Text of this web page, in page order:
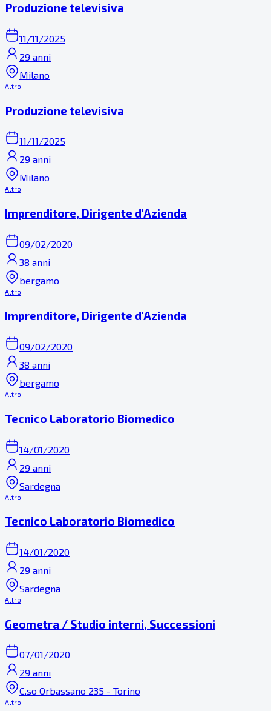
Produzione televisiva
11/11/2025
29 anni
Milano
Altro
Produzione televisiva
11/11/2025
29 anni
Milano
Altro
Imprenditore, Dirigente d'Azienda
09/02/2020
38 anni
bergamo
Altro
Imprenditore, Dirigente d'Azienda
09/02/2020
38 anni
bergamo
Altro
Tecnico Laboratorio Biomedico
14/01/2020
29 anni
Sardegna
Altro
Tecnico Laboratorio Biomedico
14/01/2020
29 anni
Sardegna
Altro
Geometra / Studio interni, Successioni
07/01/2020
29 anni
C.so Orbassano 235 - Torino
Altro